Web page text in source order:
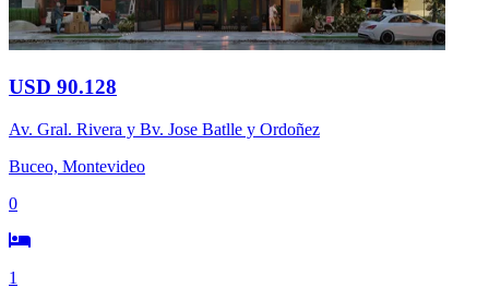
USD 90.128
Av. Gral. Rivera y Bv. Jose Batlle y Ordoñez
Buceo, Montevideo
0
1